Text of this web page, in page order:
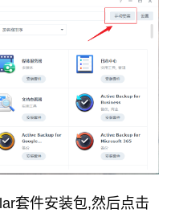
套件安装包,然后点击